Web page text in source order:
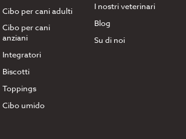
Cibo per cani adulti
Cibo per cani
anziani
Integratori
Biscotti
Toppings
Cibo umido
I nostri veterinari
Blog
Su di noi